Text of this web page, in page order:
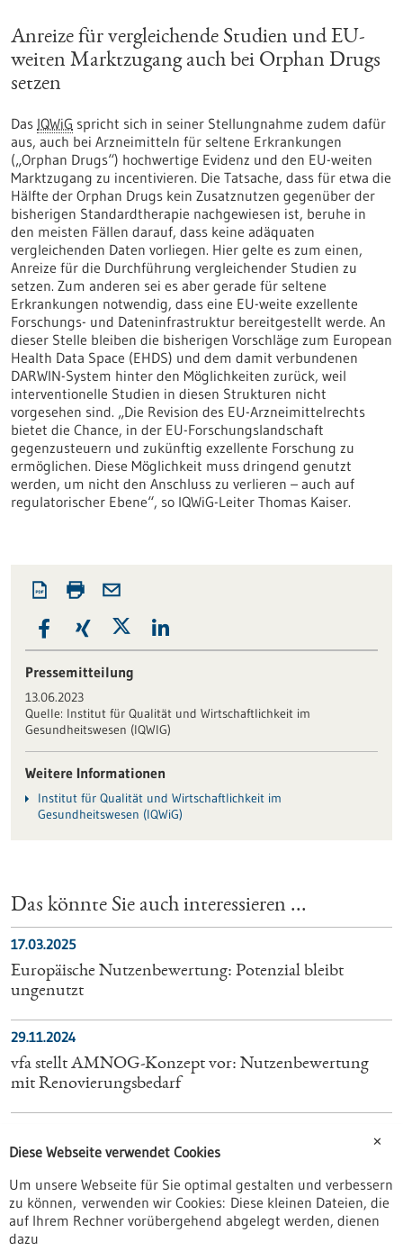
Anreize für vergleichende Studien und EU-
weiten Marktzugang auch bei Orphan Drugs
setzen
Das IQWiG spricht sich in seiner Stellungnahme zudem dafür
aus, auch bei Arzneimitteln für seltene Erkrankungen
(„Orphan Drugs“) hochwertige Evidenz und den EU-weiten
Marktzugang zu incentivieren. Die Tatsache, dass für etwa die
Hälfte der Orphan Drugs kein Zusatznutzen gegenüber der
bisherigen Standardtherapie nachgewiesen ist, beruhe in
den meisten Fällen darauf, dass keine adäquaten
vergleichenden Daten vorliegen. Hier gelte es zum einen,
Anreize für die Durchführung vergleichender Studien zu
setzen. Zum anderen sei es aber gerade für seltene
Erkrankungen notwendig, dass eine EU-weite exzellente
Forschungs- und Dateninfrastruktur bereitgestellt werde. An
dieser Stelle bleiben die bisherigen Vorschläge zum European
Health Data Space (EHDS) und dem damit verbundenen
DARWIN-System hinter den Möglichkeiten zurück, weil
interventionelle Studien in diesen Strukturen nicht
vorgesehen sind. „Die Revision des EU-Arzneimittelrechts
bietet die Chance, in der EU-Forschungslandschaft
gegenzusteuern und zukünftig exzellente Forschung zu
ermöglichen. Diese Möglichkeit muss dringend genutzt
werden, um nicht den Anschluss zu verlieren – auch auf
regulatorischer Ebene“, so IQWiG-Leiter Thomas Kaiser.
Pressemitteilung
13.06.2023
Quelle: Institut für Qualität und Wirtschaftlichkeit im
Gesundheitswesen (IQWIG)
Weitere Informationen
Institut für Qualität und Wirtschaftlichkeit im
Gesundheitswesen (IQWiG)
Das könnte Sie auch interessieren ...
17.03.2025
Europäische Nutzenbewertung: Potenzial bleibt
ungenutzt
29.11.2024
vfa stellt AMNOG-Konzept vor: Nutzenbewertung
mit Renovierungsbedarf
„AMNOG 2025“: Das Arzneimittel-Reformkonzept
des vfa
20.01.2025
Arzneimittelmarktneuordnungsgesetz (AMNOG) –
✕
Diese Webseite verwendet Cookies
Um unsere Webseite für Sie optimal gestalten und verbessern
zu können, verwenden wir Cookies: Diese kleinen Dateien, die
auf Ihrem Rechner vorübergehend abgelegt werden, dienen
dazu